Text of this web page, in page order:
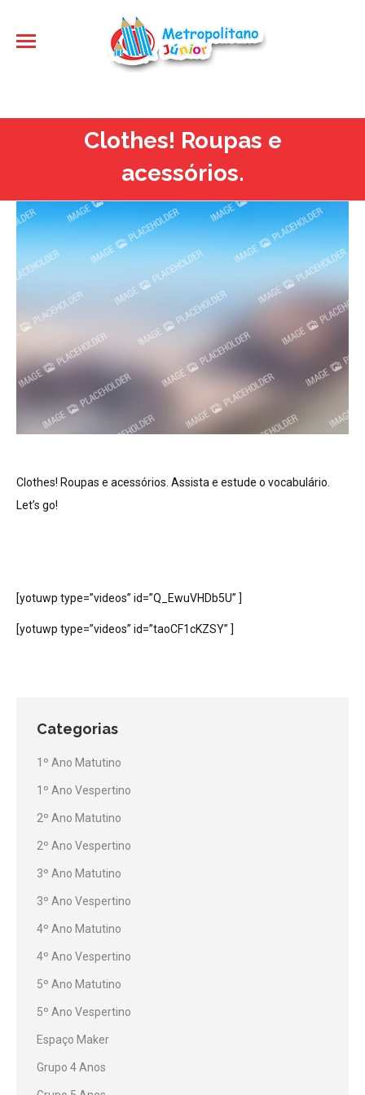
Clothes! Roupas e
acessórios.
Clothes! Roupas e acessórios. Assista e estude o vocabulário.
Let’s go!
[yotuwp type=”videos” id=”Q_EwuVHDb5U” ]
[yotuwp type=”videos” id=”taoCF1cKZSY” ]
Categorias
1º Ano Matutino
1º Ano Vespertino
2º Ano Matutino
2º Ano Vespertino
3º Ano Matutino
3º Ano Vespertino
4º Ano Matutino
4º Ano Vespertino
5º Ano Matutino
5º Ano Vespertino
Espaço Maker
Grupo 4 Anos